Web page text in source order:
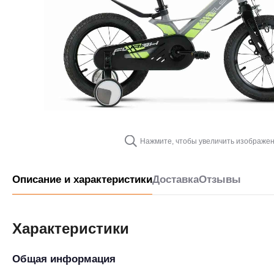
Нажмите, чтобы увеличить
Описание и характеристикиДоставкаОтзывы
Характеристики
Общая информация